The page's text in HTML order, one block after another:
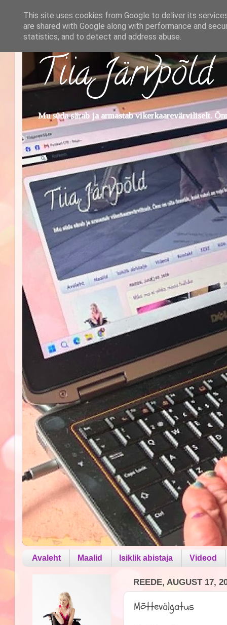
Tiia Järvpõld
Mu süda särab ja armastab vikerkaarevärviliselt.
Avaleht Maalid Isiklik abistaja Videod
REEDE, AUGUST 17,
Mõttevälgatus
This site uses cookies from Google to deliver its
are shared with Google along with performance and
statistics, and to detect and address abuse.